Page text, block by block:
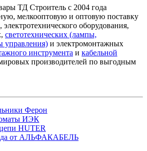
ТД Строитель с 2004 года
мелкооптовую и оптовую поставку
электротехнического оборудования,
светотехнических (лампы,
управления) и электромонтажных
инструмента и кабельной
производителей по выгодным
Ферон
ИЭК
HUTER
от АЛЬФАКАБЕЛЬ